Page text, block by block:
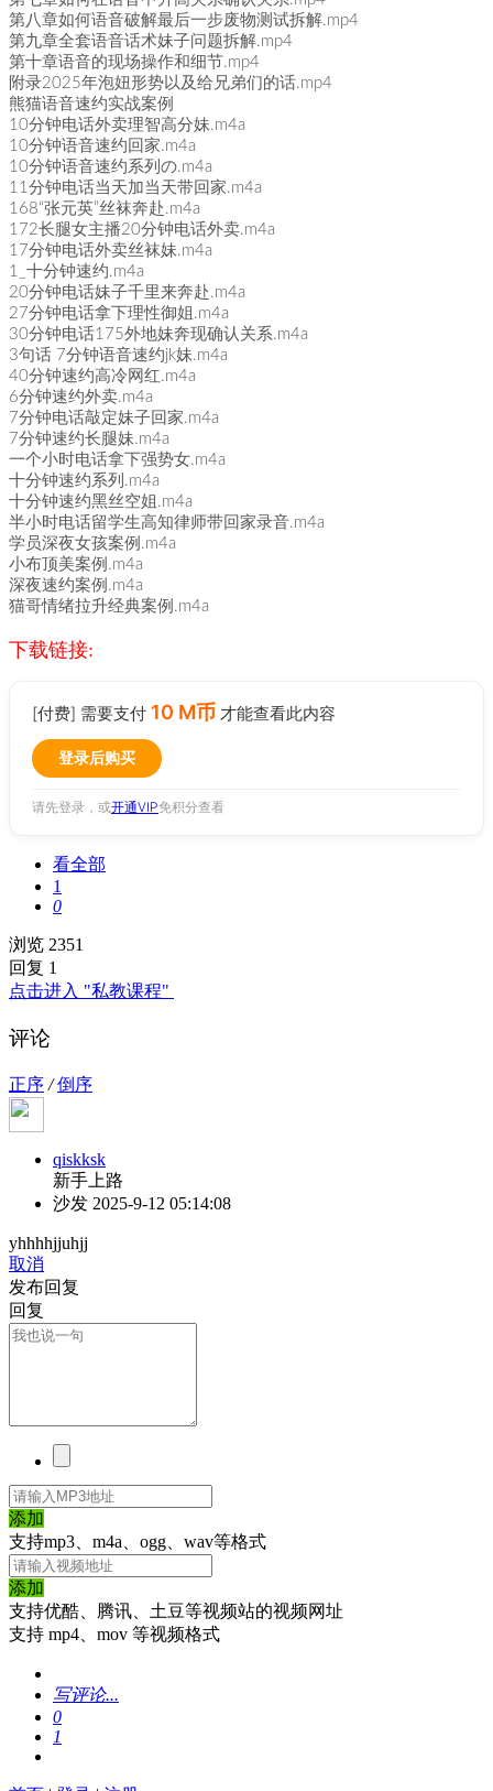
第八章如何语音破解最后一步废物测试拆解.mp4
第九章全套语音话术妹子问题拆解.mp4
第十章语音的现场操作和细节.mp4
附录2025年泡妞形势以及给兄弟们的话.mp4
熊猫语音速约实战案例
10分钟电话外卖理智高分妹.m4a
10分钟语音速约回家.m4a
10分钟语音速约系列の.m4a
11分钟电话当天加当天带回家.m4a
168“张元英”丝袜奔赴.m4a
172长腿女主播20分钟电话外卖.m4a
17分钟电话外卖丝袜妹.m4a
1_十分钟速约.m4a
20分钟电话妹子千里来奔赴.m4a
27分钟电话拿下理性御姐.m4a
30分钟电话175外地妹奔现确认关系.m4a
3句话 7分钟语音速约jk妹.m4a
40分钟速约高冷网红.m4a
6分钟速约外卖.m4a
7分钟电话敲定妹子回家.m4a
7分钟速约长腿妹.m4a
一个小时电话拿下强势女.m4a
十分钟速约系列.m4a
十分钟速约黑丝空姐.m4a
半小时电话留学生高知律师带回家录音.m4a
学员深夜女孩案例.m4a
小布顶美案例.m4a
深夜速约案例.m4a
猫哥情绪拉升经典案例.m4a
下载链接:
[付费] 需要支付 10 M币 才能查看此内容
登录后购买
请先登录，或开通VIP免积分查看
看全部
1
0
浏览 2351
回复 1
点击进入 "私教课程"
评论
正序 / 倒序
qiskksk
新手上路
沙发 2025-9-12 05:14:08
yhhhhjjuhjj
取消
发布回复
回复
添加
支持mp3、m4a、ogg、wav等格式
添加
支持优酷、腾讯、土豆等视频站的视频网址
支持 mp4、mov 等视频格式
写评论...
0
1